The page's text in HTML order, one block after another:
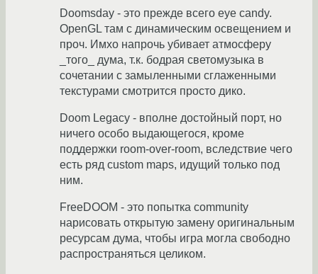
Doomsday - это прежде всего eye candy.
OpenGL там с динамическим освещением и
проч. Имхо напрочь убивает атмосферу
_того_ дума, т.к. бодрая светомузыка в
сочетании с замыленными сглаженными
текстурами смотрится просто дико.
Doom Legacy - вполне достойный порт, но
ничего особо выдающегося, кроме
поддержки room-over-room, вследствие чего
есть ряд custom maps, идущий только под
ним.
FreeDOOM - это попытка community
нарисовать открытую замену оригинальным
ресурсам дума, чтобы игра могла свободно
распространяться целиком.